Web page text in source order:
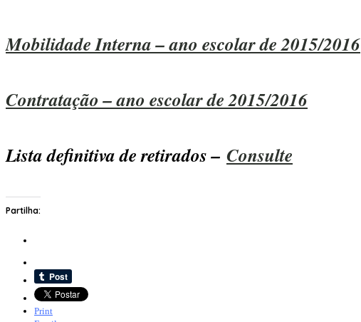
Mobilidade Interna – ano escolar de 2015/2016
Contratação – ano escolar de 2015/2016
Lista definitiva de retirados – Consulte
Partilha:
Print